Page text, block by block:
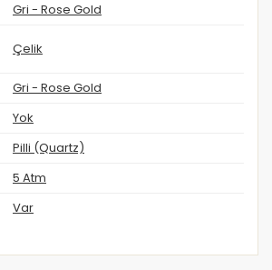
Gri - Rose Gold
Çelik
Gri - Rose Gold
Yok
Pilli (Quartz)
5 Atm
Var